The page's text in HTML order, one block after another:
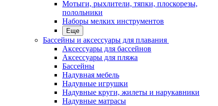
Мотыги, рыхлители, тяпки, плоскорезы,
полольники
Наборы мелких инструментов
Еще
Бассейны и аксессуары для плавания
Аксессуары для бассейнов
Аксессуары для пляжа
Бассейны
Надувная мебель
Надувные игрушки
Надувные круги, жилеты и нарукавники
Надувные матрасы